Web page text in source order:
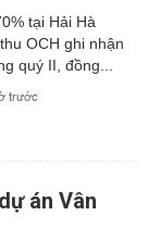
tại Hải Hà
OCH ghi nhận
quý II, đồng...
trước
án Vân